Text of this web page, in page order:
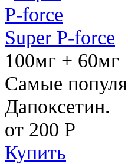
Super P-force
100мг + 60мг
Самые
Дапоксетин.
от 200 Р
Купить